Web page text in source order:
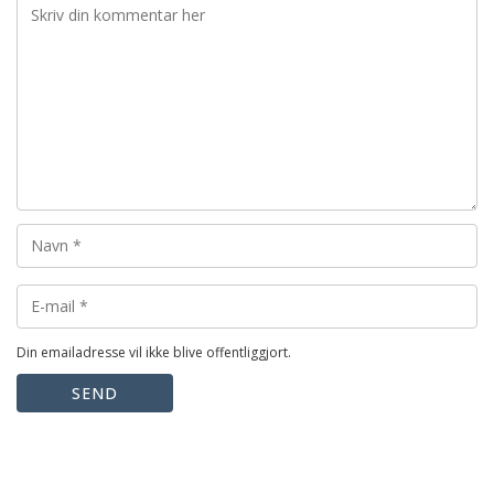
Din emailadresse vil ikke blive offentliggjort.
SEND